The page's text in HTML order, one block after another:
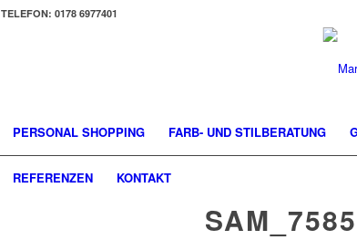
TELEFON: 0178 6977401
PERSONAL SHOPPING FARB- UND STILBERATUNG
REFERENZEN KONTAKT
SAM_7585